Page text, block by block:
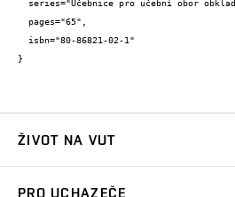
}
ŽIVOT NA VUT
PRO UCHAZEČE